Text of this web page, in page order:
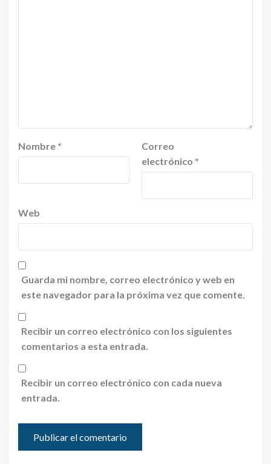
Nombre *
Correo
electrónico *
Web
Guarda mi nombre, correo electrónico y web en
este navegador para la próxima vez que comente.
Recibir un correo electrónico con los siguientes
comentarios a esta entrada.
Recibir un correo electrónico con cada nueva
entrada.